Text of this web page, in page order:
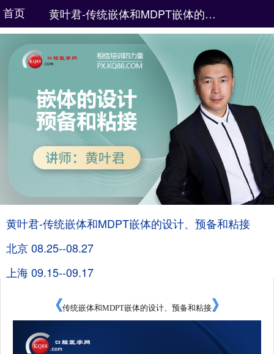
首页 黄叶君-传统嵌体和MDPT嵌体的设计、预备和粘接
黄叶君-传统嵌体和MDPT嵌体的设计、预备和粘接
北京 08.25--08.27
上海 09.15--09.17
《传统嵌体和MDPT嵌体的设计、预备和粘接》